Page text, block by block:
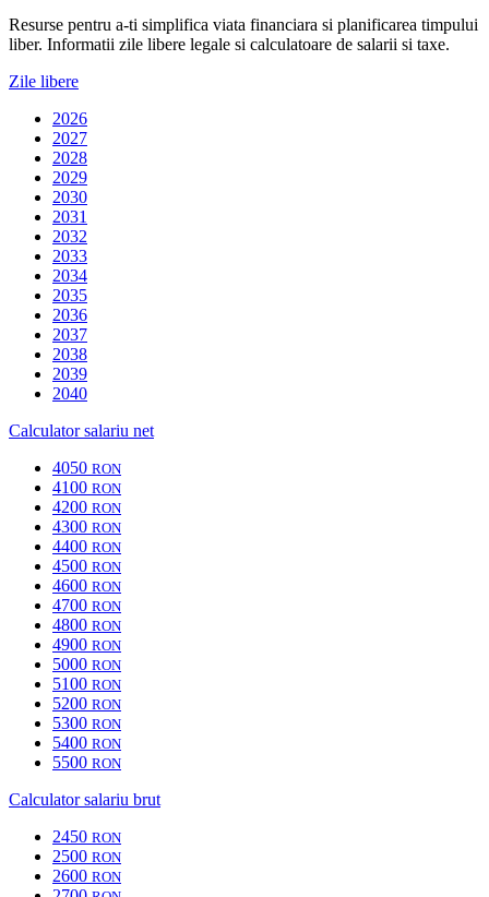
Resurse pentru a-ti simplifica viata financiara si planificarea timpului
liber. Informatii zile libere legale si calculatoare de salarii si taxe.
Zile libere
2026
2027
2028
2029
2030
2031
2032
2033
2034
2035
2036
2037
2038
2039
2040
Calculator salariu net
4050 RON
4100 RON
4200 RON
4300 RON
4400 RON
4500 RON
4600 RON
4700 RON
4800 RON
4900 RON
5000 RON
5100 RON
5200 RON
5300 RON
5400 RON
5500 RON
Calculator salariu brut
2450 RON
2500 RON
2600 RON